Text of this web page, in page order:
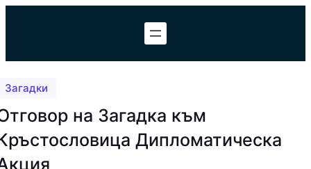
Загадки
на Загадка към
Дипломатическа